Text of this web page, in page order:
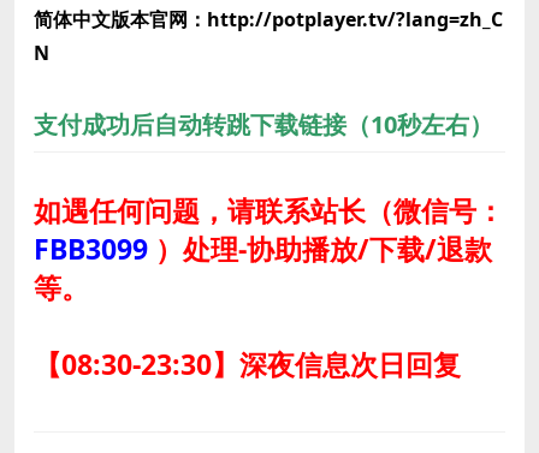
简体中文版本官网：http://potplayer.tv/?lang=zh_C
N
支付成功后自动转跳下载链接（10秒左右）
如遇任何问题，请联系站长（微信号：
FBB3099 ） 处理-协助播放/下载/退款
等。
【08:30-23:30】深夜信息次日回复